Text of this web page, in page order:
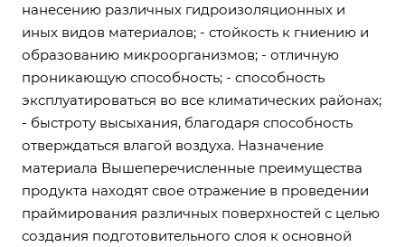
нанесению различных гидроизоляционных и
иных видов материалов; - стойкость к гниению и
образованию микроорганизмов; - отличную
проникающую способность; - способность
эксплуатироваться во все климатических районах;
- быстроту высыхания, благодаря способность
отверждаться влагой воздуха. Назначение
материала Вышеперечисленные преимущества
продукта находят свое отражение в проведении
праймирования различных поверхностей с целью
создания подготовительного слоя к основной